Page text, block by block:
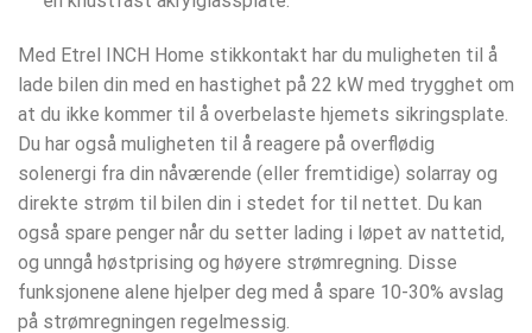
Med Etrel INCH Home stikkontakt har du muligheten til å
lade bilen din med en hastighet på 22 kW med trygghet om
at du ikke kommer til å overbelaste hjemets sikringsplate.
Du har også muligheten til å reagere på overflødig
solenergi fra din nåværende (eller fremtidige) solarray og
direkte strøm til bilen din i stedet for til nettet. Du kan
også spare penger når du setter lading i løpet av nattetid,
og unngå høstprising og høyere strømregning. Disse
funksjonene alene hjelper deg med å spare 10-30% avslag
på strømregningen regelmessig.